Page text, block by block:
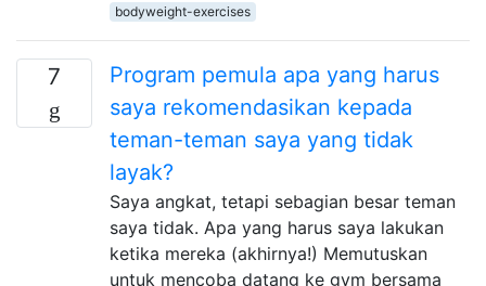
bodyweight-exercises
7
Program pemula apa yang harus
saya rekomendasikan kepada
teman-teman saya yang tidak
layak?
Saya angkat, tetapi sebagian besar teman
saya tidak. Apa yang harus saya lakukan
ketika mereka (akhirnya!) Memutuskan
untuk mencoba datang ke gym bersama